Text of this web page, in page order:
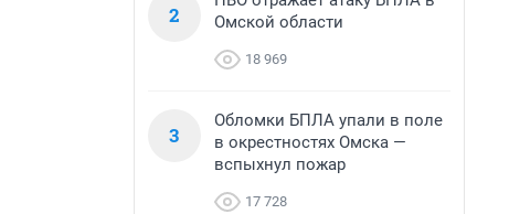
2
Омской области
18 969
3
Обломки БПЛА упали в поле
в окрестностях Омска —
вспыхнул пожар
17 728